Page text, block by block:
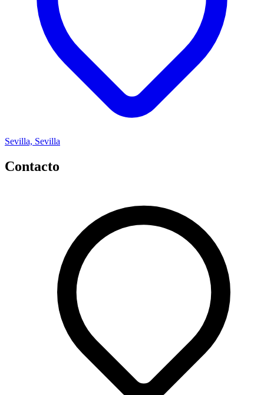
Sevilla, Sevilla
Contacto